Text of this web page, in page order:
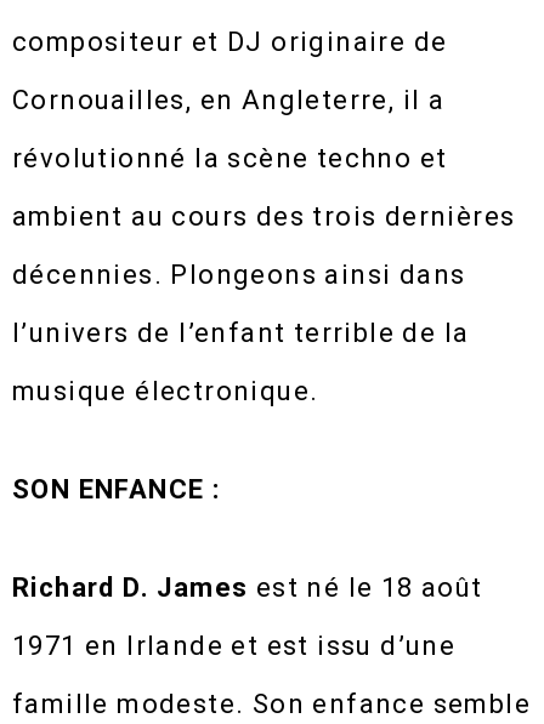
compositeur et DJ originaire de
Cornouailles, en Angleterre, il a
révolutionné la scène techno et
ambient au cours des trois dernières
décennies. Plongeons ainsi dans
l’univers de l’enfant terrible de la
musique électronique.
SON ENFANCE :
Richard D. James est né le 18 août
1971 en Irlande et est issu d’une
famille modeste. Son enfance semble